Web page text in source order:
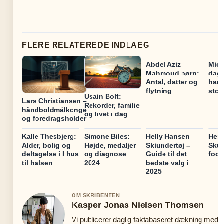
FLERE RELATEREDE INDLAEG
Lars Christiansen –
håndboldmålkonge
og foredragsholder
Usain Bolt:
Rekorder, familie
og livet i dag
Abdel Aziz
Mahmoud børn:
Antal, datter og
flytning
Kalle Thesbjerg:
Alder, bolig og
deltagelse i I hus
til halsen
Simone Biles:
Højde, medaljer
og diagnose
2024
Helly Hansen
Skiundertøj –
Guide til det
bedste valg i
2025
OM SKRIBENTEN
Kasper Jonas Nielsen Thomsen
Vi publicerer daglig faktabaseret dækning